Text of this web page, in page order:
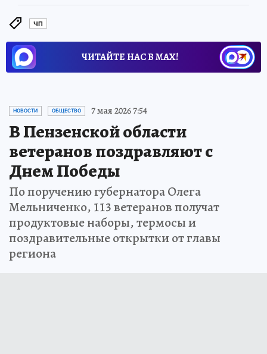
ЧП
ЧИТАЙТЕ НАС В МАХ!
НОВОСТИ ОБЩЕСТВО 7 мая 2026 7:54
В Пензенской области
ветеранов поздравляют с
Днем Победы
По поручению губернатора Олега
Мельниченко, 113 ветеранов получат
продуктовые наборы, термосы и
поздравительные открытки от главы
региона